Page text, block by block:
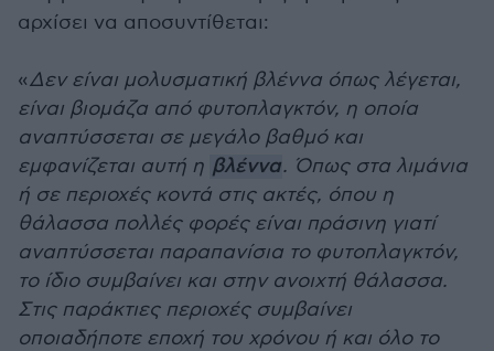
αρχίσει να αποσυντίθεται:
«Δεν είναι μολυσματική βλέννα όπως λέγεται,
είναι βιομάζα από φυτοπλαγκτόν, η οποία
αναπτύσσεται σε μεγάλο βαθμό και
εμφανίζεται αυτή η βλέννα. Όπως στα λιμάνια
ή σε περιοχές κοντά στις ακτές, όπου η
θάλασσα πολλές φορές είναι πράσινη γιατί
αναπτύσσεται παραπανίσια το φυτοπλαγκτόν,
το ίδιο συμβαίνει και στην ανοιχτή θάλασσα.
Στις παράκτιες περιοχές συμβαίνει
οποιαδήποτε εποχή του χρόνου ή και όλο το